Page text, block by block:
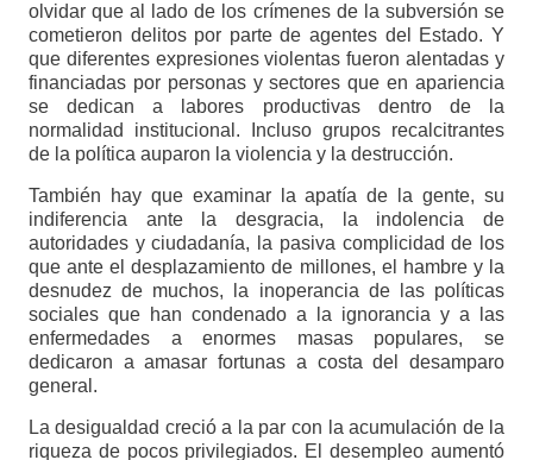
olvidar que al lado de los crímenes de la subversión se
cometieron delitos por parte de agentes del Estado. Y
que diferentes expresiones violentas fueron alentadas y
financiadas por personas y sectores que en apariencia
se dedican a labores productivas dentro de la
normalidad institucional. Incluso grupos recalcitrantes
de la política auparon la violencia y la destrucción.
También hay que examinar la apatía de la gente, su
indiferencia ante la desgracia, la indolencia de
autoridades y ciudadanía, la pasiva complicidad de los
que ante el desplazamiento de millones, el hambre y la
desnudez de muchos, la inoperancia de las políticas
sociales que han condenado a la ignorancia y a las
enfermedades a enormes masas populares, se
dedicaron a amasar fortunas a costa del desamparo
general.
La desigualdad creció a la par con la acumulación de la
riqueza de pocos privilegiados. El desempleo aumentó